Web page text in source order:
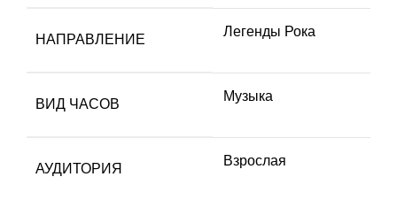
НАПРАВЛЕНИЕ
Легенды Рока
ВИД ЧАСОВ
Музыка
АУДИТОРИЯ
Взрослая